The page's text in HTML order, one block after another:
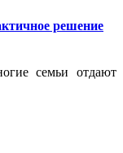
решение
семьи отдают